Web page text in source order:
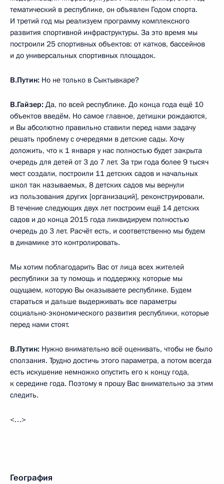
тематический в республике, он объявлен Годом спорта.
И третий год мы реализуем программу комплексного
развития спортивной инфраструктуры. За это время мы
построили 25 спортивных объектов: от катков, бассейнов
и до универсальных спортивных площадок.
В.Путин: Но не только в Сыктывкаре?
В.Гайзер: Да, по всей республике. До конца года ещё 10
объектов введём. Но самое главное, детишки рождаются,
и Вы абсолютно правильно ставили перед нами задачу
решать проблему с очередями в детские сады. Хочу
доложить, что к 1 января у нас полностью будет закрыта
очередь для детей от 3 до 7 лет. За три года более 9 тысяч
мест создали, построили 11 детских садов и начальных
школ так называемых, 8 детских садов мы вернули
из пользования других [организаций], реконструировали.
В течение следующих двух лет построим ещё 14 детских
садов и до конца 2015 года ликвидируем полностью
очередь до 3 лет. Расчёт есть, и соответственно мы будем
в динамике это контролировать.
Мы хотим поблагодарить Вас от лица всех жителей
республики за ту помощь и поддержку, которые мы
ощущаем, которую Вы оказываете республике. Будем
стараться и дальше выдерживать все параметры
социально-экономического развития республики, которые
перед нами стоят.
В.Путин: Нужно внимательно всё оценивать, чтобы не было
сползания. Трудно достичь этого параметра, а потом всегда
есть искушение немножко опустить его к концу года,
к середине года. Поэтому я прошу Вас внимательно за этим
следить.
<…>
География